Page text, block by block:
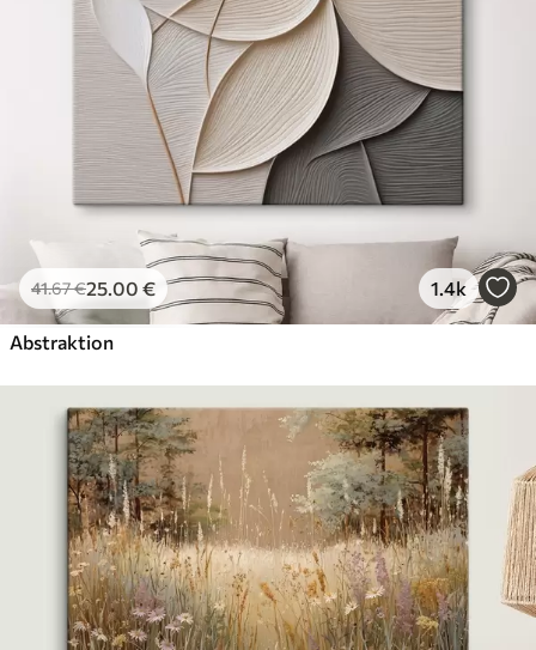
41.67€25.00 € 1.4k
Abstraktion